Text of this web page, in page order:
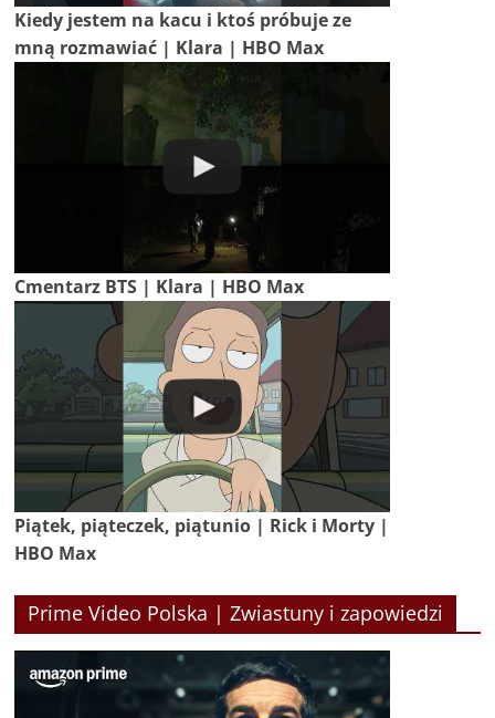
Kiedy jestem na kacu i ktoś próbuje ze
mną rozmawiać | Klara | HBO Max
Cmentarz BTS | Klara | HBO Max
Piątek, piąteczek, piątunio | Rick i Morty |
HBO Max
Prime Video Polska | Zwiastuny i zapowiedzi